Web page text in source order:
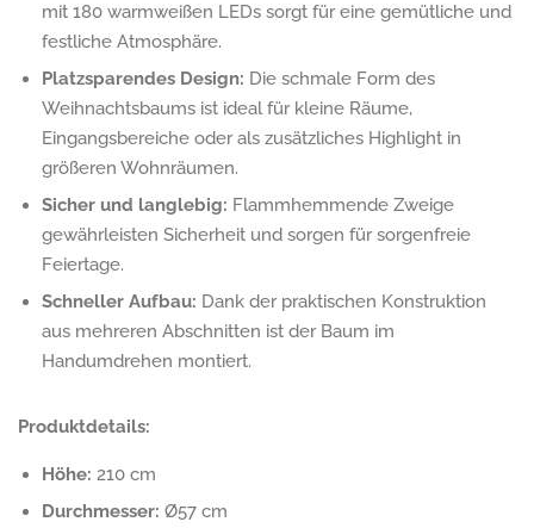
mit 180 warmweißen LEDs sorgt für eine gemütliche und
festliche Atmosphäre.
Platzsparendes Design: Die schmale Form des
Weihnachtsbaums ist ideal für kleine Räume,
Eingangsbereiche oder als zusätzliches Highlight in
größeren Wohnräumen.
Sicher und langlebig: Flammhemmende Zweige
gewährleisten Sicherheit und sorgen für sorgenfreie
Feiertage.
Schneller Aufbau: Dank der praktischen Konstruktion
aus mehreren Abschnitten ist der Baum im
Handumdrehen montiert.
Produktdetails:
Höhe: 210 cm
Durchmesser: Ø57 cm